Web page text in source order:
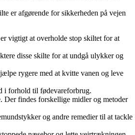
er afgørende for sikkerheden på vejen
vigtigt at overholde stop skiltet for at
disse skilte for at undgå ulykker og
rygere med at kvitte vanen og leve
i forhold til fødevareforbrug.
Der findes forskellige midler og metoder
og andre remedier til at tackle